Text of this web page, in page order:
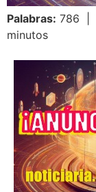
Palabras: 786 |
minutos